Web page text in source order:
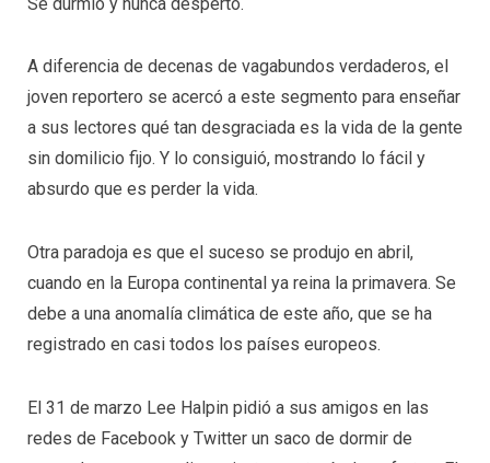
A diferencia de decenas de vagabundos verdaderos, el
joven reportero se acercó a este segmento para enseñar
a sus lectores qué tan desgraciada es la vida de la gente
sin domilicio fijo. Y lo consiguió, mostrando lo fácil y
absurdo que es perder la vida.
Otra paradoja es que el suceso se produjo en abril,
cuando en la Europa continental ya reina la primavera. Se
debe a una anomalía climática de este año, que se ha
registrado en casi todos los países europeos.
El 31 de marzo Lee Halpin pidió a sus amigos en las
redes de Facebook y Twitter un saco de dormir de